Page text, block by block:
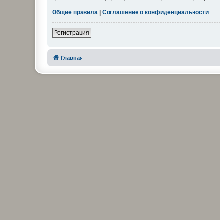
Общие правила | Соглашение о конфиденциальности
Регистрация
Главная